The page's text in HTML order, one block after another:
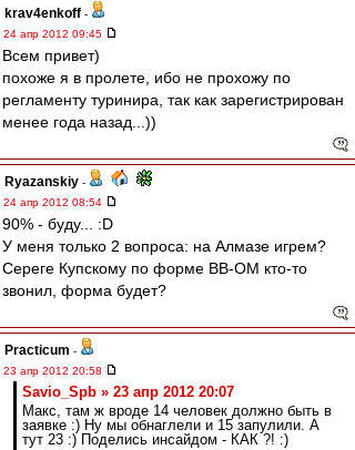
krav4enkoff -
24 апр 2012 09:45
Всем привет)
похоже я в пролете, ибо не прохожу по
регламенту туринира, так как зарегистрирован
менее года назад...))
Ryazanskiy -
24 апр 2012 08:54
90% - буду... :D
У меня только 2 вопроса: на Алмазе игрем?
Сереге Купскому по форме ВВ-ОМ кто-то
звонил, форма будет?
Practicum -
23 апр 2012 20:58
Savio_Spb » 23 апр 2012 20:07
Макс, там ж вроде 14 человек должно быть в
заявке :) Ну мы обнаглели и 15 запулили. А
тут 23 :) Поделись инсайдом - КАК ?! :)